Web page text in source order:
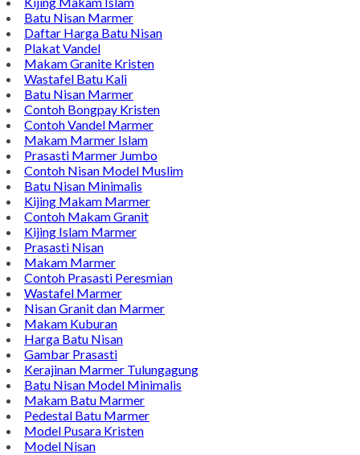
Batu Nisan Marmer
Daftar Harga Batu Nisan
Plakat Vandel
Makam Granite Kristen
Wastafel Batu Kali
Batu Nisan Marmer
Contoh Bongpay Kristen
Contoh Vandel Marmer
Makam Marmer Islam
Prasasti Marmer Jumbo
Contoh Nisan Model Muslim
Batu Nisan Minimalis
Kijing Makam Marmer
Contoh Makam Granit
Kijing Islam Marmer
Prasasti Nisan
Makam Marmer
Contoh Prasasti Peresmian
Wastafel Marmer
Nisan Granit dan Marmer
Makam Kuburan
Harga Batu Nisan
Gambar Prasasti
Kerajinan Marmer Tulungagung
Batu Nisan Model Minimalis
Makam Batu Marmer
Pedestal Batu Marmer
Model Pusara Kristen
Model Nisan